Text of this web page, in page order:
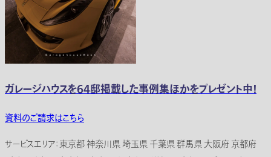
ガレージハウスを64邸掲載した事例集ほかをプレゼント中！
資料のご請求はこちら
サービスエリア：東京都 神奈川県 埼玉県 千葉県 群馬県 大阪府 京都府